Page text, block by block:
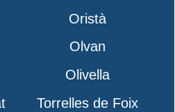
Oristà
Olvan
Olivella
Torrelles de Foix